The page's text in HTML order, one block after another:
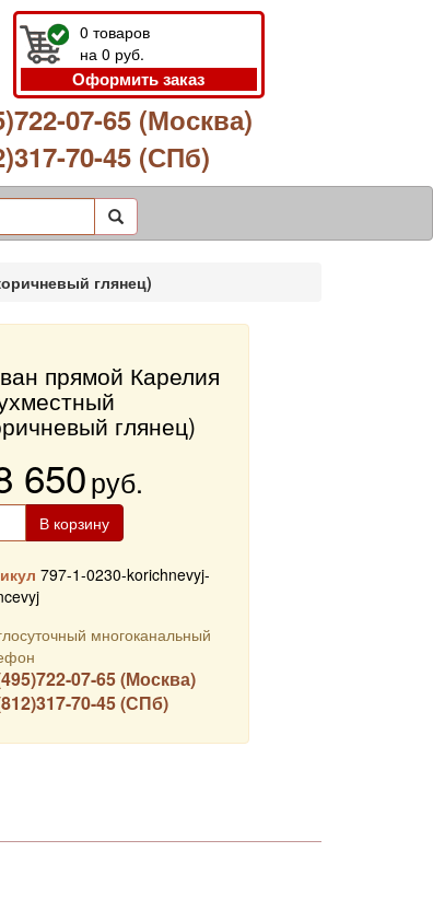
0 товаров
на 0 руб.
Оформить заказ
07-65 (Москва)
70-45 (СПб)
глянец)
прямой Карелия
глянец)
650руб.
В корзину
797-1-0230-korichnevyj-
многоканальный
07-65 (Москва)
70-45 (СПб)